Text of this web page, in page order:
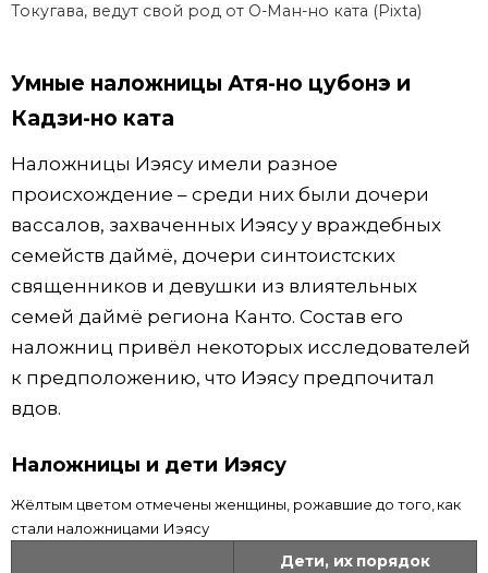
Токугава, ведут свой род от О-Ман-но ката (Pixta)
Умные наложницы Атя-но цубонэ и
Кадзи-но ката
Наложницы Иэясу имели разное
происхождение – среди них были дочери
вассалов, захваченных Иэясу у враждебных
семейств даймё, дочери синтоистских
священников и девушки из влиятельных
семей даймё региона Канто. Состав его
наложниц привёл некоторых исследователей
к предположению, что Иэясу предпочитал
вдов.
Наложницы и дети Иэясу
Жёлтым цветом отмечены женщины, рожавшие до того, как
стали наложницами Иэясу
Дети, их порядок